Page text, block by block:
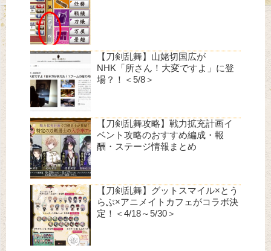
【刀剣乱舞】山姥切国広が
NHK「所さん！大変ですよ」に登
場？！＜5/8＞
【刀剣乱舞攻略】戦力拡充計画イ
ベント攻略のおすすめ編成・報
酬・ステージ情報まとめ
【刀剣乱舞】グットスマイル×とう
らぶ×アニメイトカフェがコラボ決
定！＜4/18～5/30＞